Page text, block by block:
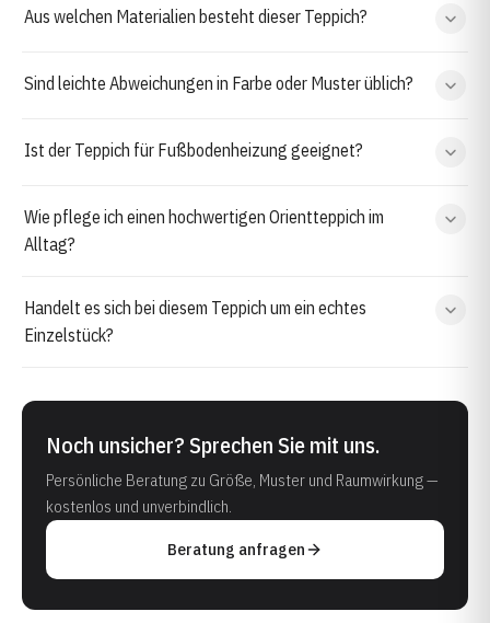
Aus welchen Materialien besteht dieser Teppich?
Sind leichte Abweichungen in Farbe oder Muster üblich?
Ist der Teppich für Fußbodenheizung geeignet?
Wie pflege ich einen hochwertigen Orientteppich im
Alltag?
Handelt es sich bei diesem Teppich um ein echtes
Einzelstück?
Noch unsicher? Sprechen Sie mit uns.
Persönliche Beratung zu Größe, Muster und Raumwirkung —
kostenlos und unverbindlich.
Beratung anfragen